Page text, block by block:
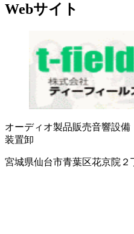
Webサイト
オーディオ製品販売音響設備
装置卸
宮城県仙台市青葉区花京院２